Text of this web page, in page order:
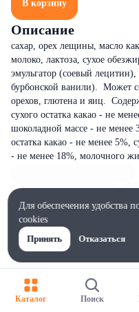
В корзину
Описание
сахар, орех лещины, масло
молоко, лактоза, сухое
эмульгатор (соевый лецитин),
бурбонской ванили). Может
орехов, глютена и яиц.
сухого остатка какао - не
шоколадной массе - не менее
остатка какао - не менее 5%,
- не менее 18%, молочного
Каталог Поиск
Для обеспечения удобства
cookies
Принять
Отказаться